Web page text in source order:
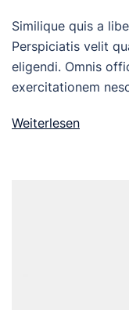
Similique quis a
Perspiciatis velit
eligendi. Omnis
exercitationem
Weiterlesen